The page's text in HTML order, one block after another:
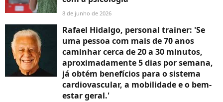
8 de junho de 2026
Rafael Hidalgo, personal trainer: 'Se
uma pessoa com mais de 70 anos
caminhar cerca de 20 a 30 minutos,
aproximadamente 5 dias por semana,
já obtém benefícios para o sistema
cardiovascular, a mobilidade e o bem-
estar geral.'